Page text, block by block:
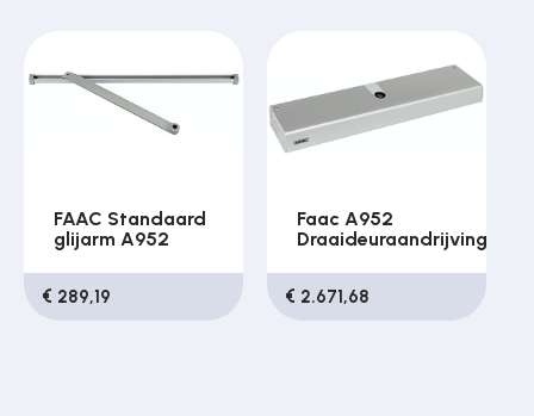
FAAC Standaard
glijarm A952
€ 289,19
Faac A952
Draaideuraandrijving
€ 2.671,68